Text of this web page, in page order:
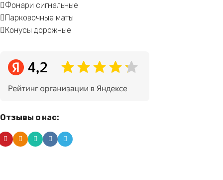
Фонари сигнальные
Парковочные маты
Конусы дорожные
Отзывы о нас: